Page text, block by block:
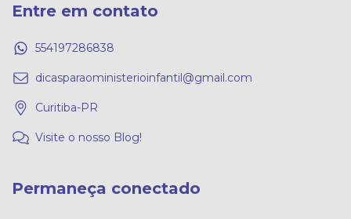
Entre em contato
554197286838
dicasparaoministerioinfantil@gmail.com
Curitiba-PR
Visite o nosso Blog!
Permaneça conectado